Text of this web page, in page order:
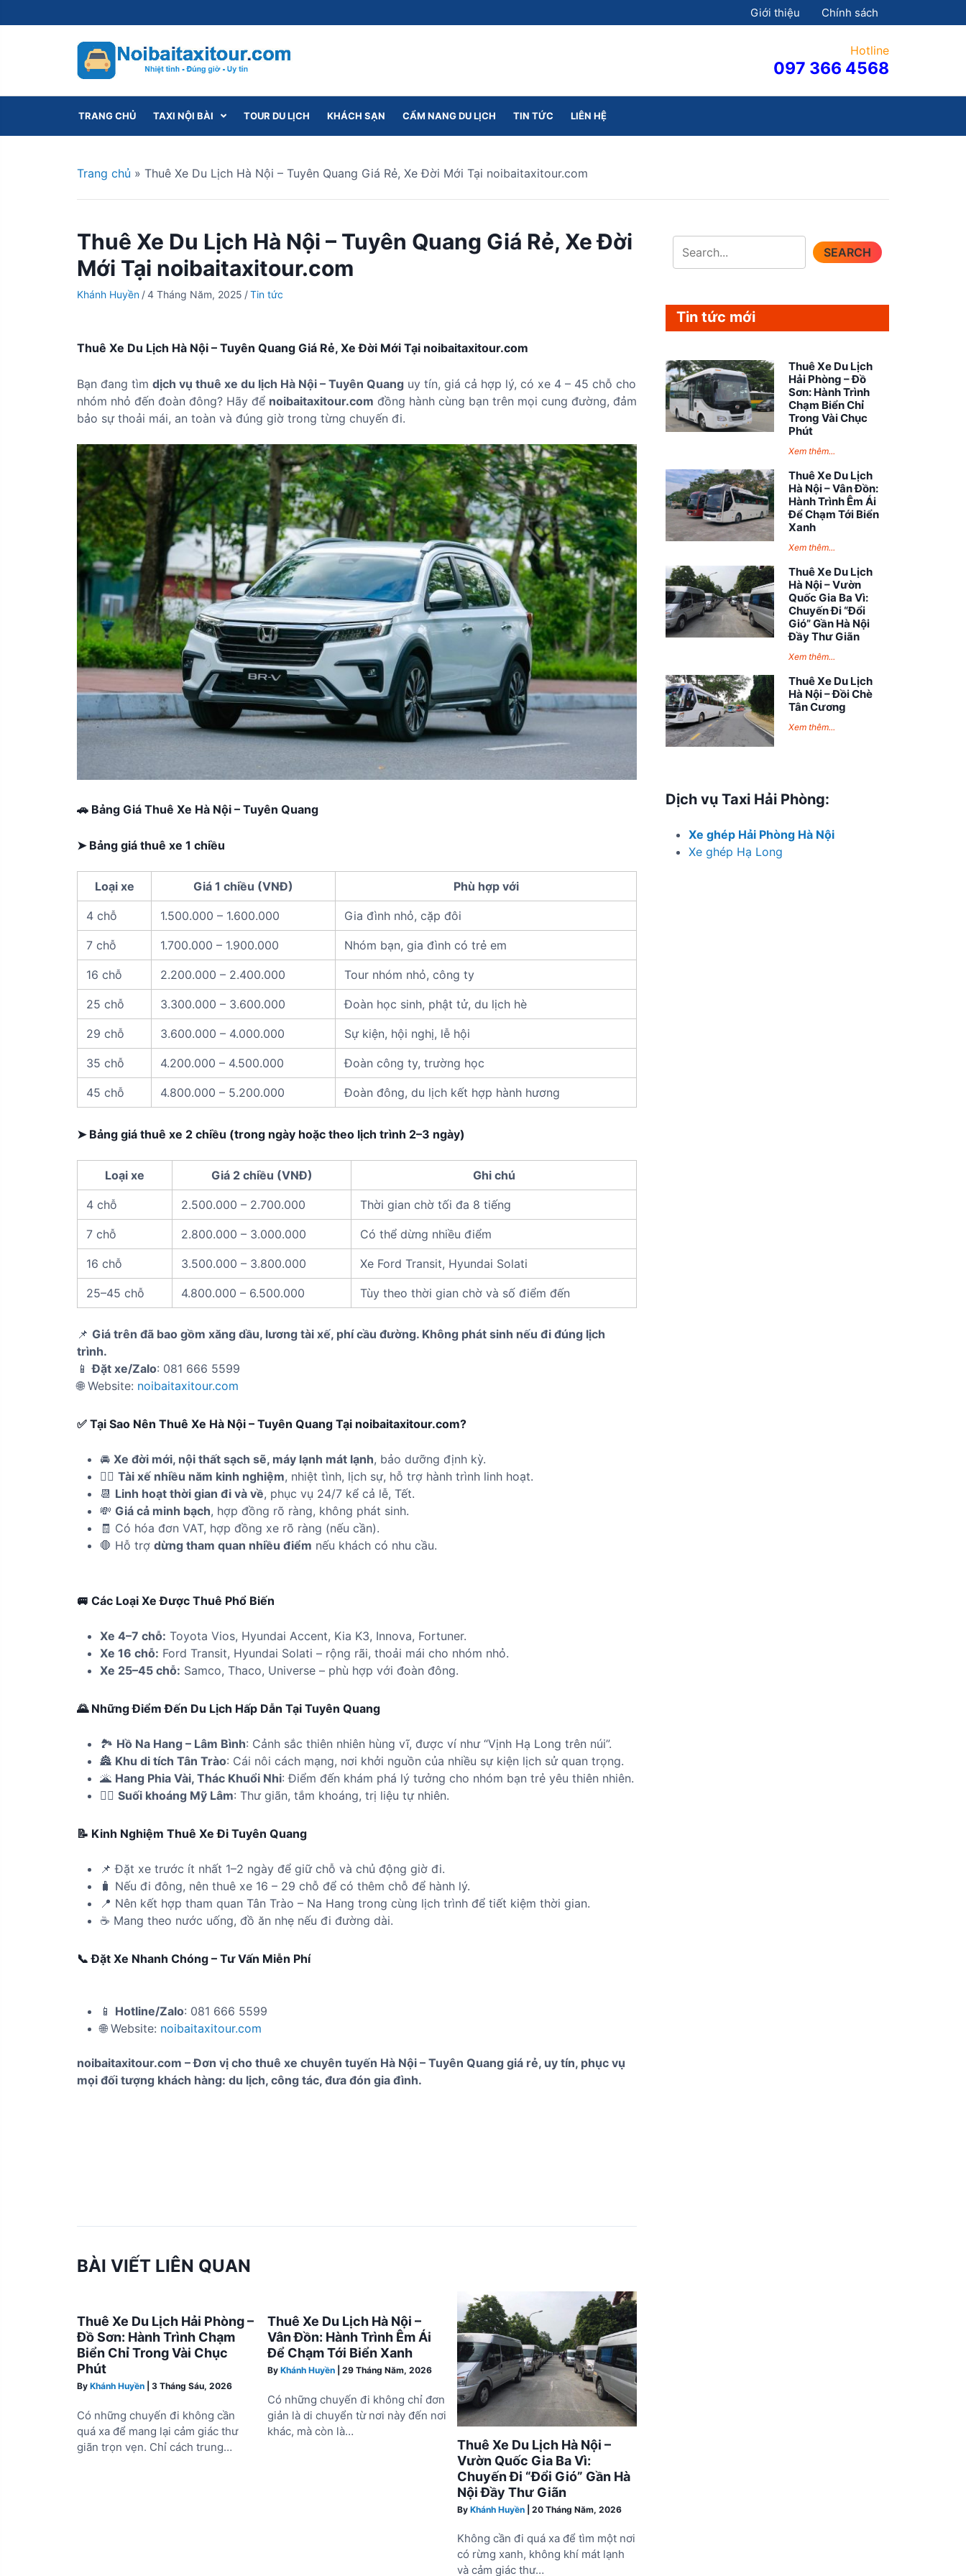
k
o
Giới thiệu Chính sách
Hotline
097 366 4568
TRANG CHỦ TAXI NỘI BÀI TOUR DU LỊCH KHÁCH SẠN CẨM NANG DU LỊCH TIN TỨC LIÊN HỆ
Trang chủ » Thuê Xe Du Lịch Hà Nội – Tuyên Quang Giá Rẻ, Xe Đời Mới Tại noibaitaxitour.com
Thuê Xe Du Lịch Hà Nội – Tuyên Quang Giá Rẻ, Xe Đời
Mới Tại noibaitaxitour.com
Khánh Huyền /4 Tháng Năm, 2025 /Tin tức
Thuê Xe Du Lịch Hà Nội – Tuyên Quang Giá Rẻ, Xe Đời Mới Tại noibaitaxitour.com
Bạn đang tìm dịch vụ thuê xe du lịch Hà Nội – Tuyên Quang uy tín, giá cả hợp lý, có xe 4 – 45 chỗ cho
nhóm nhỏ đến đoàn đông? Hãy để noibaitaxitour.com đồng hành cùng bạn trên mọi cung đường, đảm
bảo sự thoải mái, an toàn và đúng giờ trong từng chuyến đi.
🚗 Bảng Giá Thuê Xe Hà Nội – Tuyên Quang
➤ Bảng giá thuê xe 1 chiều
Loại xe Giá 1 chiều (VNĐ) Phù hợp với
4 chỗ 1.500.000 – 1.600.000 Gia đình nhỏ, cặp đôi
7 chỗ 1.700.000 – 1.900.000 Nhóm bạn, gia đình có trẻ em
16 chỗ 2.200.000 – 2.400.000 Tour nhóm nhỏ, công ty
25 chỗ 3.300.000 – 3.600.000 Đoàn học sinh, phật tử, du lịch hè
29 chỗ 3.600.000 – 4.000.000 Sự kiện, hội nghị, lễ hội
35 chỗ 4.200.000 – 4.500.000 Đoàn công ty, trường học
45 chỗ 4.800.000 – 5.200.000 Đoàn đông, du lịch kết hợp hành hương
➤ Bảng giá thuê xe 2 chiều (trong ngày hoặc theo lịch trình 2–3 ngày)
Loại xe Giá 2 chiều (VNĐ) Ghi chú
4 chỗ 2.500.000 – 2.700.000 Thời gian chờ tối đa 8 tiếng
7 chỗ 2.800.000 – 3.000.000 Có thể dừng nhiều điểm
16 chỗ 3.500.000 – 3.800.000 Xe Ford Transit, Hyundai Solati
25–45 chỗ 4.800.000 – 6.500.000 Tùy theo thời gian chờ và số điểm đến
📌 Giá trên đã bao gồm xăng dầu, lương tài xế, phí cầu đường. Không phát sinh nếu đi đúng lịch
trình.
📱Đặt xe/Zalo: 081 666 5599
🌐 Website: noibaitaxitour.com
✅ Tại Sao Nên Thuê Xe Hà Nội – Tuyên Quang Tại noibaitaxitour.com?
🚘 Xe đời mới, nội thất sạch sẽ, máy lạnh mát lạnh, bảo dưỡng định kỳ.
👨‍✈️ Tài xế nhiều năm kinh nghiệm, nhiệt tình, lịch sự, hỗ trợ hành trình linh hoạt.
📆 Linh hoạt thời gian đi và về, phục vụ 24/7 kể cả lễ, Tết.
💸 Giá cả minh bạch, hợp đồng rõ ràng, không phát sinh.
🧾 Có hóa đơn VAT, hợp đồng xe rõ ràng (nếu cần).
🛑 Hỗ trợ dừng tham quan nhiều điểm nếu khách có nhu cầu.
🚐 Các Loại Xe Được Thuê Phổ Biến
Xe 4–7 chỗ: Toyota Vios, Hyundai Accent, Kia K3, Innova, Fortuner.
Xe 16 chỗ: Ford Transit, Hyundai Solati – rộng rãi, thoải mái cho nhóm nhỏ.
Xe 25–45 chỗ: Samco, Thaco, Universe – phù hợp với đoàn đông.
🌄 Những Điểm Đến Du Lịch Hấp Dẫn Tại Tuyên Quang
🏞️ Hồ Na Hang – Lâm Bình: Cảnh sắc thiên nhiên hùng vĩ, được ví như “Vịnh Hạ Long trên núi”.
🏯 Khu di tích Tân Trào: Cái nôi cách mạng, nơi khởi nguồn của nhiều sự kiện lịch sử quan trọng.
🌋 Hang Phia Vài, Thác Khuổi Nhi: Điểm đến khám phá lý tưởng cho nhóm bạn trẻ yêu thiên nhiên.
🧘‍♀️ Suối khoáng Mỹ Lâm: Thư giãn, tắm khoáng, trị liệu tự nhiên.
📝 Kinh Nghiệm Thuê Xe Đi Tuyên Quang
📌 Đặt xe trước ít nhất 1–2 ngày để giữ chỗ và chủ động giờ đi.
🧳 Nếu đi đông, nên thuê xe 16 – 29 chỗ để có thêm chỗ để hành lý.
📍 Nên kết hợp tham quan Tân Trào – Na Hang trong cùng lịch trình để tiết kiệm thời gian.
☕ Mang theo nước uống, đồ ăn nhẹ nếu đi đường dài.
📞 Đặt Xe Nhanh Chóng – Tư Vấn Miễn Phí
📱 Hotline/Zalo: 081 666 5599
🌐 Website: noibaitaxitour.com
noibaitaxitour.com – Đơn vị cho thuê xe chuyên tuyến Hà Nội – Tuyên Quang giá rẻ, uy tín, phục vụ
mọi đối tượng khách hàng: du lịch, công tác, đưa đón gia đình.
BÀI VIẾT LIÊN QUAN
Thuê Xe Du Lịch Hải Phòng –
Đồ Sơn: Hành Trình Chạm
Biển Chỉ Trong Vài Chục
Phút
By Khánh Huyền 3 Tháng Sáu, 2026
Có những chuyến đi không cần
quá xa để mang lại cảm giác thư
giãn trọn vẹn. Chỉ cách trung…
Thuê Xe Du Lịch Hà Nội –
Vân Đồn: Hành Trình Êm Ái
Để Chạm Tới Biển Xanh
By Khánh Huyền 29 Tháng Năm, 2026
Có những chuyến đi không chỉ đơn
giản là di chuyển từ nơi này đến nơi
khác, mà còn là…
Thuê Xe Du Lịch Hà Nội –
Vườn Quốc Gia Ba Vì:
Chuyến Đi “Đổi Gió” Gần Hà
Nội Đầy Thư Giãn
By Khánh Huyền |20 Tháng Năm, 2026
Không cần đi quá xa để tìm một nơi
có rừng xanh, không khí mát lạnh
và cảm giác thư…
SEARCH
Tin tức mới
Thuê Xe Du Lịch
Hải Phòng – Đồ
Sơn: Hành Trình
Chạm Biển Chỉ
Trong Vài Chục
Phút
Xem thêm...
Thuê Xe Du Lịch
Hà Nội – Vân Đồn:
Hành Trình Êm Ái
Để Chạm Tới Biển
Xanh
Xem thêm...
Thuê Xe Du Lịch
Hà Nội – Vườn
Quốc Gia Ba Vì:
Chuyến Đi “Đổi
Gió” Gần Hà Nội
Đầy Thư Giãn
Xem thêm...
Thuê Xe Du Lịch
Hà Nội – Đồi Chè
Tân Cương
Xem thêm...
Dịch vụ Taxi Hải Phòng:
Xe ghép Hải Phòng Hà Nội
Xe ghép Hạ Long